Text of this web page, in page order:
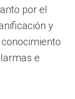
por el
y
e